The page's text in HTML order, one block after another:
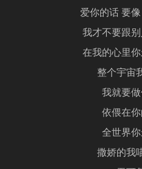
爱你的话 要
我才不要跟
在我的心里
整个宇宙
我就要
依偎在
全世界
撒娇的我